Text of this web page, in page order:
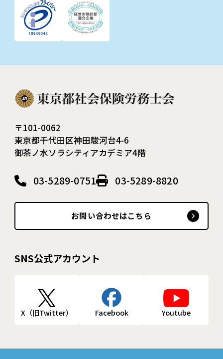
〒101-0062
東京都千代田区神田駿河台4-6
御茶ノ水ソラシティアカデミア4階
03-5289-0751 03-5289-8820
お問い合わせはこちら
SNS公式アカウント
X（旧Twitter） Facebook Youtube